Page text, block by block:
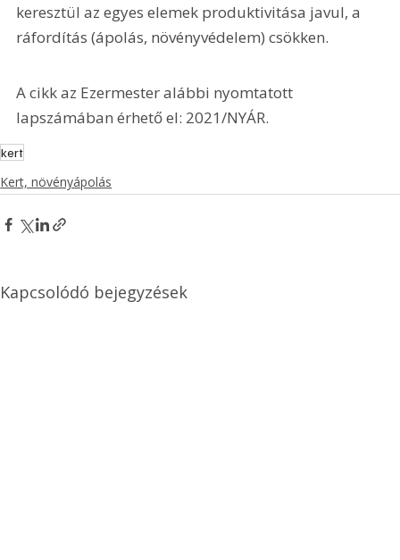
keresztül az egyes elemek produktivitása javul, a
ráfordítás (ápolás, növényvédelem) csökken.
A cikk az Ezermester alábbi nyomtatott
lapszámában érhető el: 2021/NYÁR.
kert
Kert, növényápolás
Kapcsolódó bejegyzések